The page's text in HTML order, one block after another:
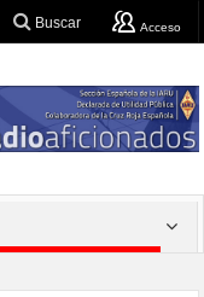
Buscar Acceso